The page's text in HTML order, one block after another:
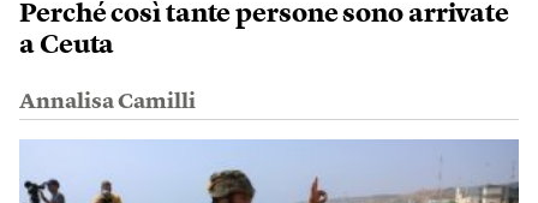
Perché così tante persone sono arrivate
a Ceuta
Annalisa Camilli